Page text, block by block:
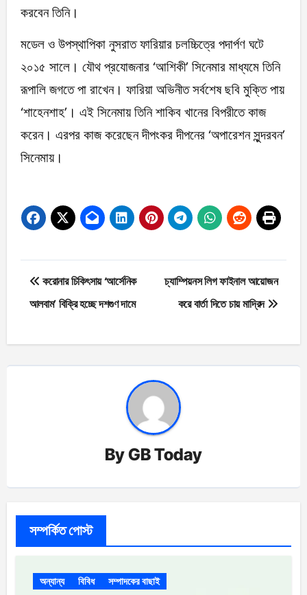
করবেন তিনি।
মডেল ও উপস্থাপিকা নুসরাত ফারিয়ার চলচ্চিত্রে পদার্পণ ঘটে
২০১৫ সালে। যৌথ প্রযোজনার ‘আশিকী’ সিনেমার মাধ্যমে তিনি
রূপালি জগতে পা রাখেন। ফারিয়া অভিনীত সর্বশেষ ছবি মুক্তি পায়
‘শাহেনশাহ’। এই সিনেমায় তিনি শাকিব খানের বিপরীতে কাজ
করেন। এরপর কাজ করেছেন দীপংকর দীপনের ‘অপারেশন সুন্দরবন’
সিনেমায়।
Post
navigation
করোনার চিকিৎসায় ‘আর্সেনিক
আলবাম’ বিক্রি হচ্ছে দশগুণ দামে
চ্যাম্পিয়নস লিগ ফাইনাল আয়োজন
করে বার্তা দিতে চায় মাদ্রিদ
ByGB Today
সম্পর্কিত পোস্ট
অন্যান্য বিবিধ সম্পাদকের বাছাই